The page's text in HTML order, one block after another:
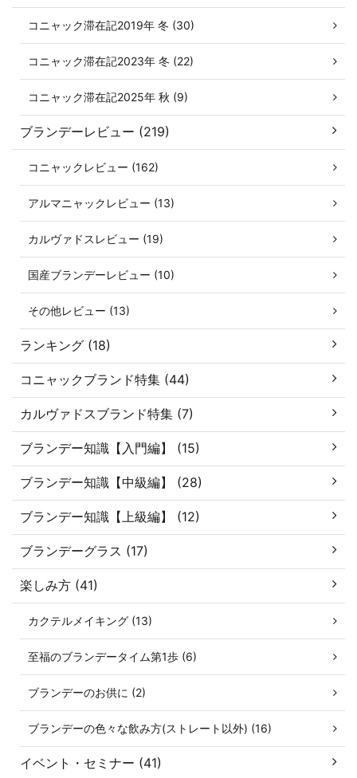
コニャック滞在記2019年 冬 (30)
コニャック滞在記2023年 冬 (22)
コニャック滞在記2025年 秋 (9)
ブランデーレビュー (219)
コニャックレビュー (162)
アルマニャックレビュー (13)
カルヴァドスレビュー (19)
国産ブランデーレビュー (10)
その他レビュー (13)
ランキング (18)
コニャックブランド特集 (44)
カルヴァドスブランド特集 (7)
ブランデー知識【入門編】 (15)
ブランデー知識【中級編】 (28)
ブランデー知識【上級編】 (12)
ブランデーグラス (17)
楽しみ方 (41)
カクテルメイキング (13)
至福のブランデータイム第1歩 (6)
ブランデーのお供に (2)
ブランデーの色々な飲み方(ストレート以外) (16)
イベント・セミナー (41)